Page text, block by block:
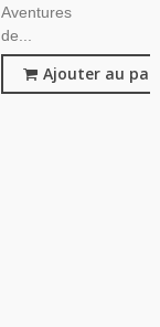
Aventures
de...
Ajouter au